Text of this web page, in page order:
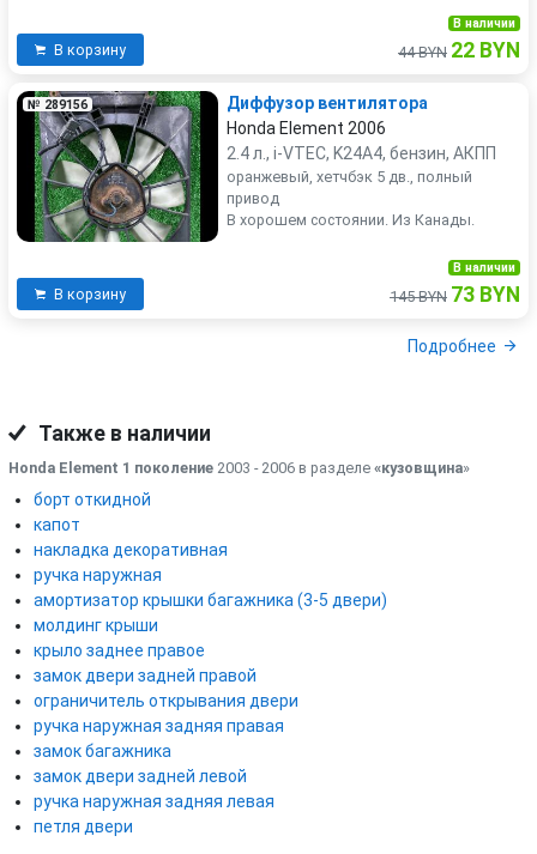
В корзину
В наличии
44 BYN 22 BYN
№ 289156
Диффузор вентилятора
Honda Element 2006
2.4 л., i-VTEC, K24A4, бензин, АКПП
оранжевый, хетчбэк 5 дв., полный
привод
В хорошем состоянии. Из Канады.
В корзину
В наличии
145 BYN 73 BYN
Подробнее
Также в наличии
Honda Element 1 поколение 2003 - 2006 в разделе «кузовщина»
борт откидной
капот
накладка декоративная
ручка наружная
амортизатор крышки багажника (3-5 двери)
молдинг крыши
крыло заднее правое
замок двери задней правой
ограничитель открывания двери
ручка наружная задняя правая
замок багажника
замок двери задней левой
ручка наружная задняя левая
петля двери